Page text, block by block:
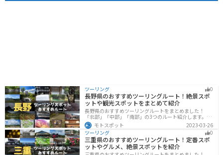
ツーリング 0
長野県のおすすめツーリングルート！絶景スポ
ットや観光スポットをまとめて紹介
長野県のおすすめツーリングルートをまとめました！
「北部」「中部」「南部」の3つのルート紹介します。諏
訪湖やビーナスラインのような全国でも有名なツーリン
グスポットが多数あります。バイクで長野県にツーリン
グに行く際は参考にしてください。
モトスポット
2023-03-26
ツーリング
0
三重県のおすすめツーリングルート！定番スポ
ットやグルメ、絶景スポットを紹介